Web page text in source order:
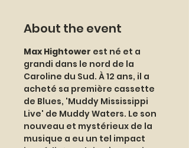
About the event
Max Hightower est né et a
grandi dans le nord de la
Caroline du Sud. À 12 ans, il a
acheté sa première cassette
de Blues, 'Muddy Mississippi
Live' de Muddy Waters. Le son
nouveau et mystérieux de la
musique a eu un tel impact